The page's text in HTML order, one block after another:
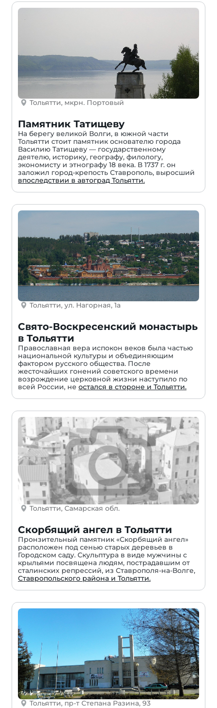
Тольятти, мкрн. Портовый
Памятник Татищеву
На берегу великой Волги, в южной части
Тольятти стоит памятник основателю города
Василию Татищеву — государственному
деятелю, историку, географу, филологу,
экономисту и этнографу 18 века. В 1737 г. он
заложил город-крепость Ставрополь, выросший
впоследствии в автоград Тольятти.
Тольятти, ул. Нагорная, 1а
Свято-Воскресенский монастырь
в Тольятти
Православная вера испокон веков была частью
национальной культуры и объединяющим
фактором русского общества. После
жесточайших гонений советского времени
возрождение церковной жизни наступило по
всей России, не остался в стороне и Тольятти.
Тольятти, Самарская обл.
Скорбящий ангел в Тольятти
Пронзительный памятник «Скорбящий ангел»
расположен под сенью старых деревьев в
Городском саду. Скульптура в виде мужчины с
крыльями посвящена людям, пострадавшим от
сталинских репрессий, из Ставрополя-на-Волге,
Ставропольского района и Тольятти.
Тольятти, пр-т Степана Разина, 93